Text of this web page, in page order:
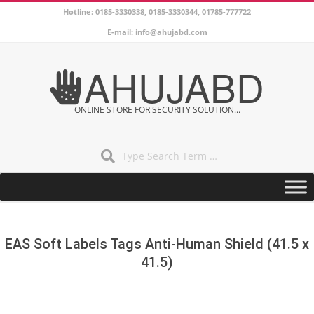
to
Hotline: 0185-3330338, 0185-3330344, 01785-777722
E-mail: info@ahujabd.com
AHUJABD
ONLINE STORE FOR SECURITY SOLUTION...
Navigation
EAS Soft Labels Tags Anti-Human Shield (41.5 x
41.5)